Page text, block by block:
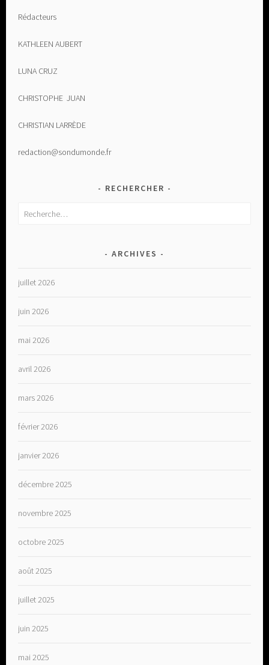
Rédacteurs
KATHLEEN AUBERT
LUNA CRUZ
CHRISTOPHE JUAN
CHRISTIAN LARRÈDE
redaction@sondumonde.fr
RECHERCHER
Rechercher :
ARCHIVES
juillet 2026
juin 2026
mai 2026
avril 2026
mars 2026
février 2026
janvier 2026
décembre 2025
novembre 2025
octobre 2025
août 2025
juillet 2025
juin 2025
mai 2025